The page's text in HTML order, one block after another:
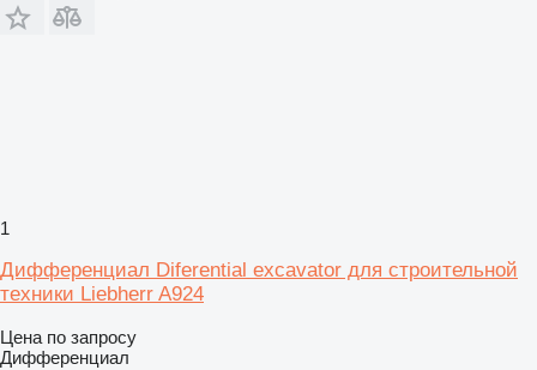
1
Дифференциал Diferential excavator для строительной
техники Liebherr A924
Цена по запросу
Дифференциал